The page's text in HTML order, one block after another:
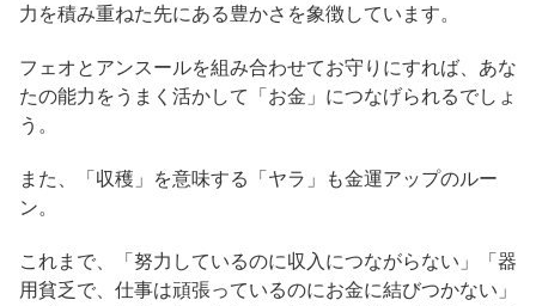
力を積み重ねた先にある豊かさを象徴しています。
フェオとアンスールを組み合わせてお守りにすれば、あな
たの能力をうまく活かして「お金」につなげられるでしょ
う。
また、「収穫」を意味する「ヤラ」も金運アップのルー
ン。
これまで、「努力しているのに収入につながらない」「器
用貧乏で、仕事は頑張っているのにお金に結びつかない」